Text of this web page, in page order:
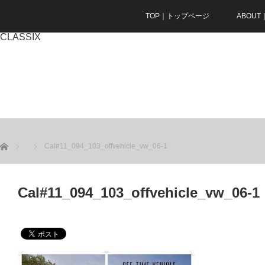
TOP｜トップページ ABOUT
CLASSIX
ホーム Cal#11_094_103_offvehicle_vw_06-1
Cal#11_094_103_offvehicle_vw_06-1